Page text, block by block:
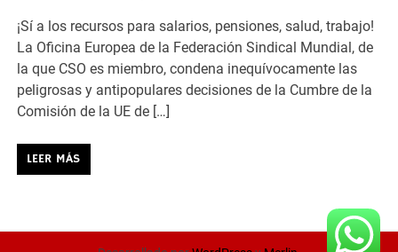
¡Sí a los recursos para salarios, pensiones, salud, trabajo!
La Oficina Europea de la Federación Sindical Mundial, de
la que CSO es miembro, condena inequívocamente las
peligrosas y antipopulares decisiones de la Cumbre de la
Comisión de la UE de […]
LEER MÁS